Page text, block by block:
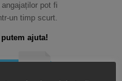
pot fi
un timp scurt.
ajuta!